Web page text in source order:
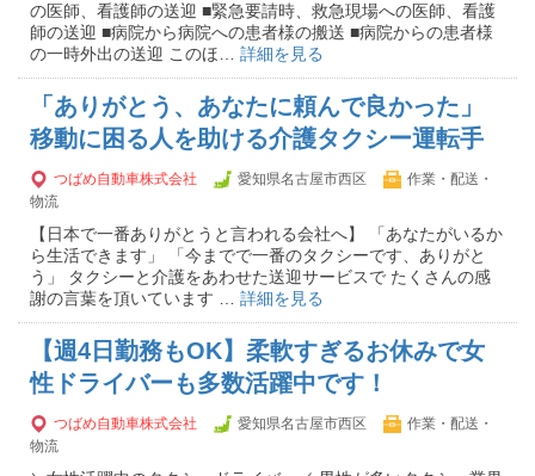
の医師、看護師の送迎 ■緊急要請時、救急現場への医師、看護
師の送迎 ■病院から病院への患者様の搬送 ■病院からの患者様
の一時外出の送迎 このほ… 詳細を見る
「ありがとう、あなたに頼んで良かった」
移動に困る人を助ける介護タクシー運転手
つばめ自動車株式会社 愛知県名古屋市西区
作業・配送・
物流
【日本で一番ありがとうと言われる会社へ】 「あなたがいるか
ら生活できます」 「今までで一番のタクシーです、ありがと
う」 タクシーと介護をあわせた送迎サービスで たくさんの感
謝の言葉を頂いています … 詳細を見る
【週4日勤務もOK】柔軟すぎるお休みで女
性ドライバーも多数活躍中です！
つばめ自動車株式会社 愛知県名古屋市西区
作業・配送・
物流